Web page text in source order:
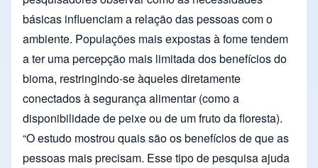
básicas influenciam a relação das pessoas com o
ambiente. Populações mais expostas à fome tendem
a ter uma percepção mais limitada dos benefícios do
bioma, restringindo-se àqueles diretamente
conectados à segurança alimentar (como a
disponibilidade de peixe ou de um fruto da floresta).
“O estudo mostrou quais são os benefícios de que as
pessoas mais precisam. Esse tipo de pesquisa ajuda